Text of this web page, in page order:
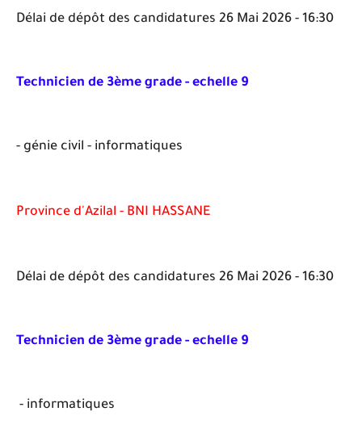
Délai de dépôt des candidatures 26 Mai 2026 - 16:30
Technicien de 3ème grade - echelle 9
- génie civil - informatiques
Province d'Azilal - BNI HASSANE
Délai de dépôt des candidatures 26 Mai 2026 - 16:30
Technicien de 3ème grade - echelle 9
- informatiques